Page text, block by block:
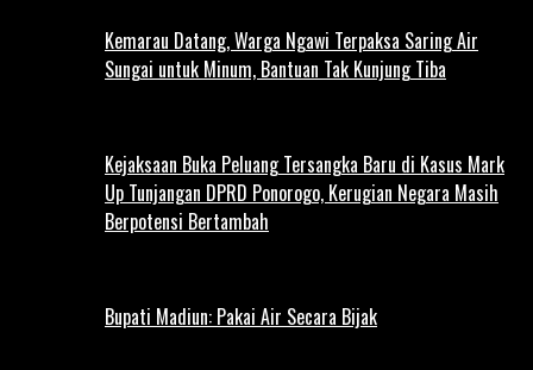
Kemarau Datang, Warga Ngawi Terpaksa Saring Air
Sungai untuk Minum, Bantuan Tak Kunjung Tiba
Kejaksaan Buka Peluang Tersangka Baru di Kasus Mark
Up Tunjangan DPRD Ponorogo, Kerugian Negara Masih
Berpotensi Bertambah
Bupati Madiun: Pakai Air Secara Bijak